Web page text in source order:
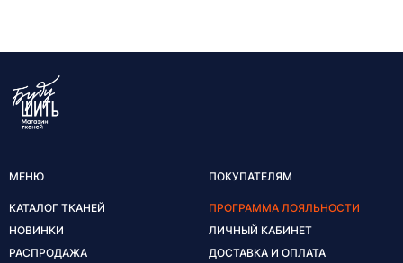
МЕНЮ
КАТАЛОГ ТКАНЕЙ
НОВИНКИ
РАСПРОДАЖА
ПОКУПАТЕЛЯМ
ПРОГРАММА ЛОЯЛЬНОСТИ
ЛИЧНЫЙ КАБИНЕТ
ДОСТАВКА И ОПЛАТА